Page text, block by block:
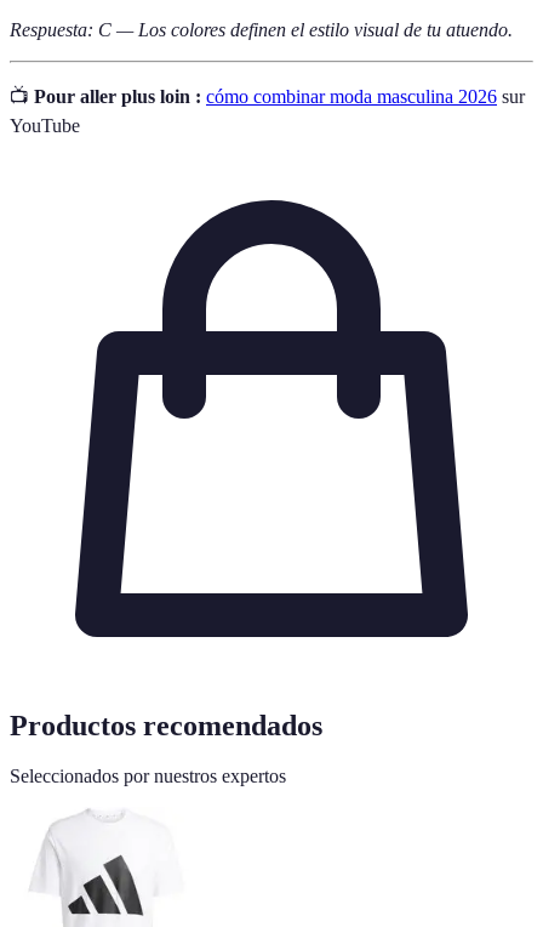
Respuesta: C — Los colores definen el estilo visual de tu atuendo.
📺 Pour aller plus loin : cómo combinar moda masculina 2026 sur
YouTube
Productos recomendados
Seleccionados por nuestros expertos